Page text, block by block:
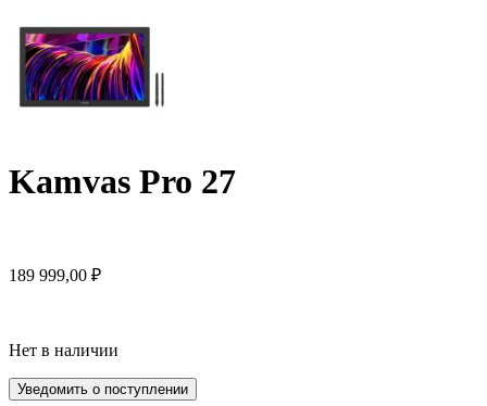
Kamvas Pro 27
189 999,00 ₽
Нет в наличии